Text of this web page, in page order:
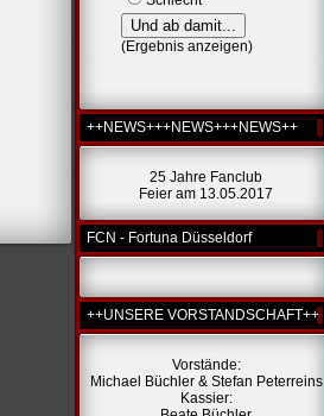
(Ergebnis anzeigen)
++NEWS+++NEWS+++NEWS++
25 Jahre Fanclub
Feier am 13.05.2017
FCN - Fortuna Düsseldorf
++UNSERE VORSTANDSCHAFT++
Vorstände:
Michael Büchler & Stefan Peterreins
Kassier: